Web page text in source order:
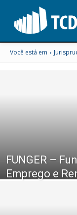
Você está em
FUNGER –
Emprego e